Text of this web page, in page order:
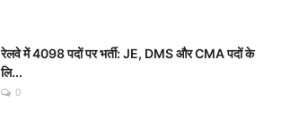
रेलवे में 4098 पदों पर भर्ती: JE, DMS और CMA पदों के
लि...
0